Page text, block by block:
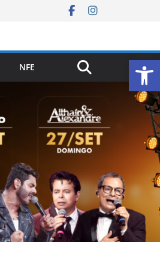
NFE